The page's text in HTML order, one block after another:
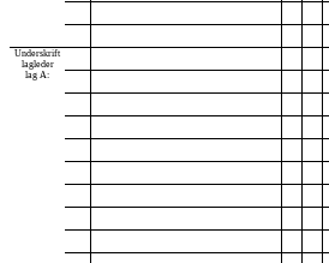
Underskrift
lagleder
lag A: